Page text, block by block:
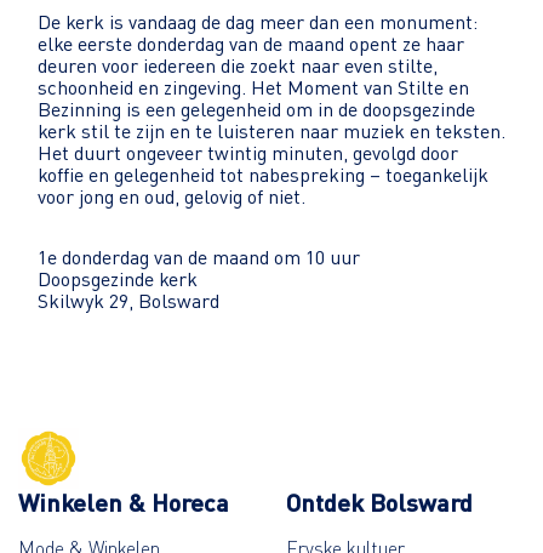
De kerk is vandaag de dag meer dan een monument:
elke eerste donderdag van de maand opent ze haar
deuren voor iedereen die zoekt naar even stilte,
schoonheid en zingeving. Het Moment van Stilte en
Bezinning is een gelegenheid om in de doopsgezinde
kerk stil te zijn en te luisteren naar muziek en teksten.
Het duurt ongeveer twintig minuten, gevolgd door
koffie en gelegenheid tot nabespreking – toegankelijk
voor jong en oud, gelovig of niet.
1e donderdag van de maand om 10 uur
Doopsgezinde kerk
Skilwyk 29, Bolsward
Winkelen & Horeca
Mode & Winkelen
Ontdek Bolsward
Fryske kultuer